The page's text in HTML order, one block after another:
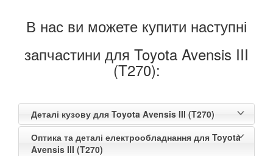
В нас ви можете купити наступні
запчастини для Toyota Avensis III
(T270):
Деталі кузову для Toyota Avensis III (T270)
Оптика та деталі електрообладнання для Toyota
Avensis III (T270)